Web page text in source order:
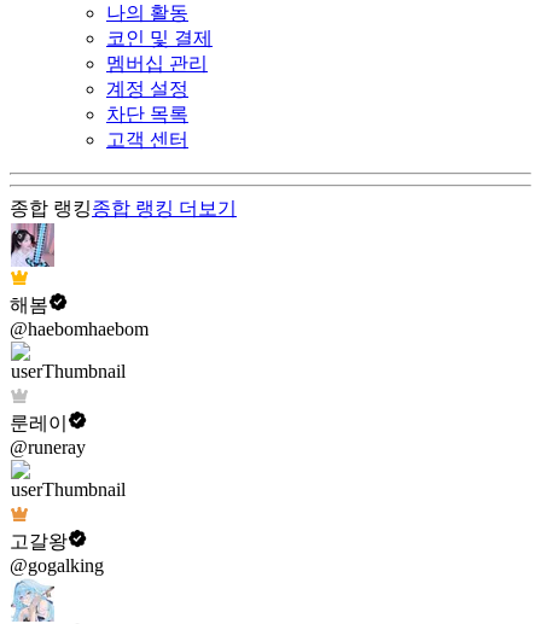
나의 활동
코인 및 결제
멤버십 관리
계정 설정
차단 목록
고객 센터
종합 랭킹종합 랭킹 더보기
해봄
@haebomhaebom
룬레이
@runeray
고갈왕
@gogalking